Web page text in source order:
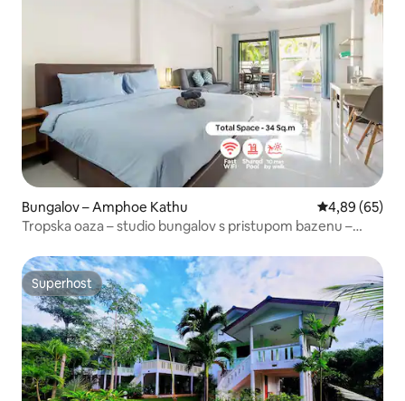
Bungalov – Amphoe Kathu Prosječna
4,89 (65)
Tropska oaza – studio bungalov s pristupom bazenu –
Superhost
Superhost